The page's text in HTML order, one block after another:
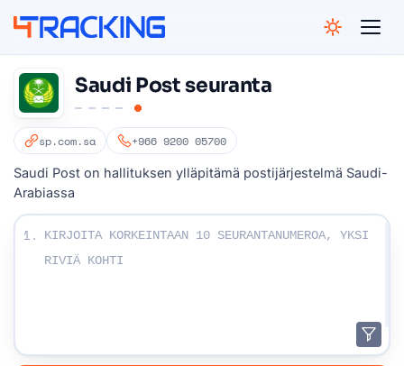
Saudi Post seuranta
sp.com.sa +966 9200 05700
Saudi Post on hallituksen ylläpitämä postijärjestelmä Saudi-
Arabiassa
Kirjoita seurannumerosi:
1.